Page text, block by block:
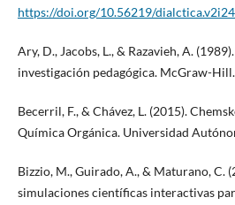
https://doi.org/10.56219/
Ary, D., Jacobs, L., & Razavieh, A.
investigación pedagógica. McGraw-Hill.
Becerril, F., & Chávez, L. (2015).
Química Orgánica. Universidad
Bizzio, M., Guirado, A., & Maturano, C.
simulaciones científicas interactivas